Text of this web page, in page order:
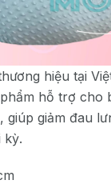
hiệu tại
hỗ trợ cho
giúp giảm đau
kỳ.